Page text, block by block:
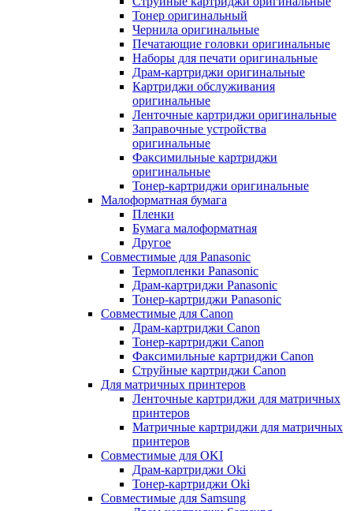
Тонер оригинальный
Чернила оригинальные
Печатающие головки оригинальные
Наборы для печати оригинальные
Драм-картриджи оригинальные
Картриджи обслуживания
оригинальные
Ленточные картриджи оригинальные
Заправочные устройства
оригинальные
Факсимильные картриджи
оригинальные
Тонер-картриджи оригинальные
Малоформатная бумага
Пленки
Бумага малоформатная
Другое
Совместимые для Panasonic
Термопленки Panasonic
Драм-картриджи Panasonic
Тонер-картриджи Panasonic
Совместимые для Canon
Драм-картриджи Canon
Тонер-картриджи Canon
Факсимильные картриджи Canon
Струйные картриджи Canon
Для матричных принтеров
Ленточные картриджи для матричных
принтеров
Матричные картриджи для матричных
принтеров
Совместимые для OKI
Драм-картриджи Oki
Тонер-картриджи Oki
Совместимые для Samsung